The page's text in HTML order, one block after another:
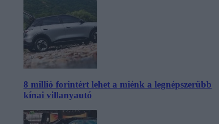
8 millió forintért lehet a miénk a legnépszerűbb
kínai villanyautó